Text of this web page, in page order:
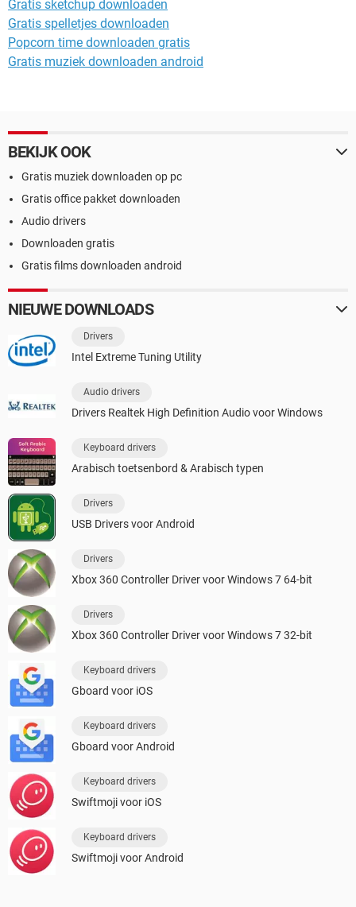
Gratis sketchup downloaden
Gratis spelletjes downloaden
Popcorn time downloaden gratis
Gratis muziek downloaden android
BEKIJK OOK
Gratis muziek downloaden op pc
Gratis office pakket downloaden
Audio drivers
Downloaden gratis
Gratis films downloaden android
NIEUWE DOWNLOADS
Drivers
Intel Extreme Tuning Utility
Audio drivers
Drivers Realtek High Definition Audio voor Windows
Keyboard drivers
Arabisch toetsenbord & Arabisch typen
Drivers
USB Drivers voor Android
Drivers
Xbox 360 Controller Driver voor Windows 7 64-bit
Drivers
Xbox 360 Controller Driver voor Windows 7 32-bit
Keyboard drivers
Gboard voor iOS
Keyboard drivers
Gboard voor Android
Keyboard drivers
Swiftmoji voor iOS
Keyboard drivers
Swiftmoji voor Android